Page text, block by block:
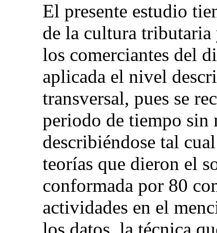
El presente estudio
de la cultura
los comerciantes del
aplicada el nivel
transversal, pues se
periodo de tiempo sin
describiéndose tal
teorías que dieron el
conformada por 80
actividades en el